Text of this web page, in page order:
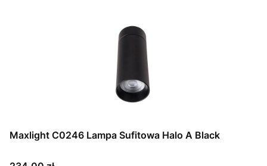
Maxlight C0246 Lampa Sufitowa Halo A Black